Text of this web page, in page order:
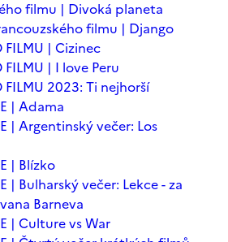
filmu | Divoká planeta
filmu | Django
FILMU | Cizinec
FILMU | I love Peru
FILMU 2023: Ti nejhorší
| Adama
| Argentinský večer: Los
| Blízko
| Bulharský večer: Lekce - za
Barneva
| Culture vs War